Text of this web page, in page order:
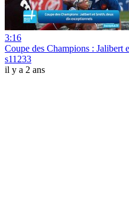
3:16
Coupe des Champions : Jalibert
s11233
il y a 2 ans